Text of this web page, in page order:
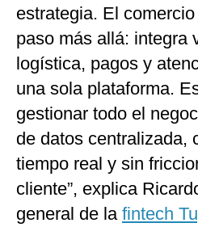
estrategia. El
paso más allá: integra
logística, pagos y
una sola plataforma.
gestionar todo el
de datos centralizada,
tiempo real y sin
cliente”, explica
general de la fintech